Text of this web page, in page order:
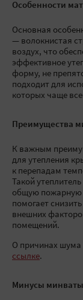
Особенности
Основная
— волокнистая
воздух, что
эффективное
форму, не
подходит для
которых чаще
Преимущества
К важным
для утепления
к перепадам
Такой
общую пожарную
помогает
внешних
помещений.
О причинах шума
ссылке.
Минусы минваты